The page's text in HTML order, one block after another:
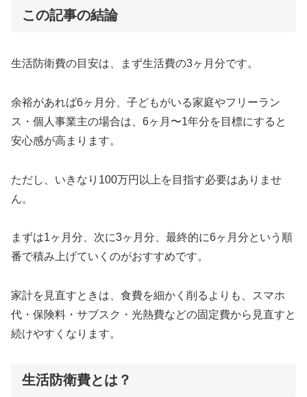
この記事の結論
生活防衛費の目安は、まず生活費の3ヶ月分です。
余裕があれば6ヶ月分、子どもがいる家庭やフリーラン
ス・個人事業主の場合は、6ヶ月〜1年分を目標にすると
安心感が高まります。
ただし、いきなり100万円以上を目指す必要はありませ
ん。
まずは1ヶ月分、次に3ヶ月分、最終的に6ヶ月分という順
番で積み上げていくのがおすすめです。
家計を見直すときは、食費を細かく削るよりも、スマホ
代・保険料・サブスク・光熱費などの固定費から見直すと
続けやすくなります。
生活防衛費とは？